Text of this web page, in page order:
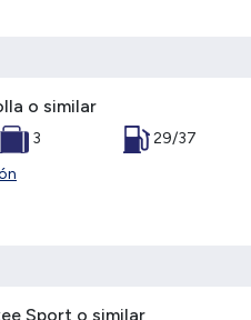
o similar
3
29/37
Sport o similar